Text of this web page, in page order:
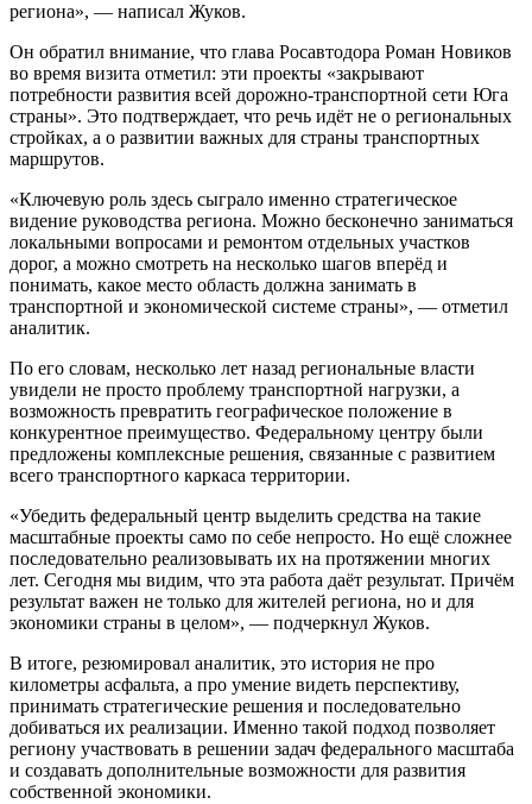
региона», — написал Жуков.
Он обратил внимание, что глава Росавтодора Роман Новиков
во время визита отметил: эти проекты «закрывают
потребности развития всей дорожно-транспортной сети Юга
страны». Это подтверждает, что речь идёт не о региональных
стройках, а о развитии важных для страны транспортных
маршрутов.
«Ключевую роль здесь сыграло именно стратегическое
видение руководства региона. Можно бесконечно заниматься
локальными вопросами и ремонтом отдельных участков
дорог, а можно смотреть на несколько шагов вперёд и
понимать, какое место область должна занимать в
транспортной и экономической системе страны», — отметил
аналитик.
По его словам, несколько лет назад региональные власти
увидели не просто проблему транспортной нагрузки, а
возможность превратить географическое положение в
конкурентное преимущество. Федеральному центру были
предложены комплексные решения, связанные с развитием
всего транспортного каркаса территории.
«Убедить федеральный центр выделить средства на такие
масштабные проекты само по себе непросто. Но ещё сложнее
последовательно реализовывать их на протяжении многих
лет. Сегодня мы видим, что эта работа даёт результат. Причём
результат важен не только для жителей региона, но и для
экономики страны в целом», — подчеркнул Жуков.
В итоге, резюмировал аналитик, это история не про
километры асфальта, а про умение видеть перспективу,
принимать стратегические решения и последовательно
добиваться их реализации. Именно такой подход позволяет
региону участвовать в решении задач федерального масштаба
и создавать дополнительные возможности для развития
собственной экономики.